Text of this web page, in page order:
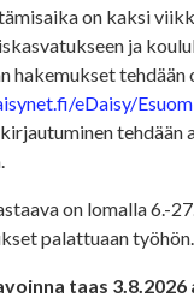
on kaksi
ja
hakemukset tehdään
eDaisy/
tehdään
on lomalla 6.-
palattuaan työhön.
taas 3.8.2026